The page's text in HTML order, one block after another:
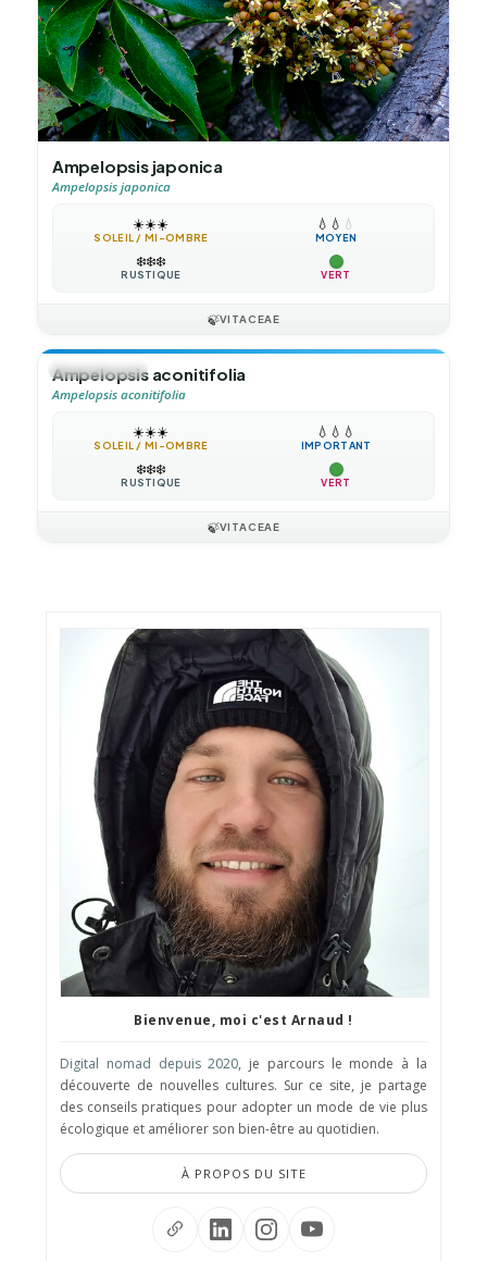
Ampelopsis japonica
Ampelopsis japonica
☀️☀️☀️
SOLEIL / MI-OMBRE
💧 💧 💧
MOYEN
❄️❄️❄️
RUSTIQUE VERT
🍃VITACEAE
🍃GRIMPANTE
Ampelopsis aconitifolia
Ampelopsis aconitifolia
☀️☀️☀️
SOLEIL / MI-OMBRE
💧 💧 💧
IMPORTANT
❄️❄️❄️
RUSTIQUE VERT
🍃VITACEAE
Bienvenue, moi c'est Arnaud !
Digital nomad depuis 2020, je parcours le monde à la
découverte de nouvelles cultures. Sur ce site, je partage
des conseils pratiques pour adopter un mode de vie plus
écologique et améliorer son bien-être au quotidien.
À PROPOS DU SITE